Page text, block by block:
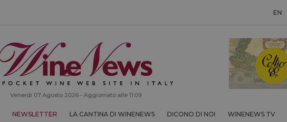
EN
Venerdì 07 Agosto 2026 - Aggiornato alle 11:09
NEWSLETTER LA CANTINA DI WINENEWS DICONO DI NOI WINENEWS TV